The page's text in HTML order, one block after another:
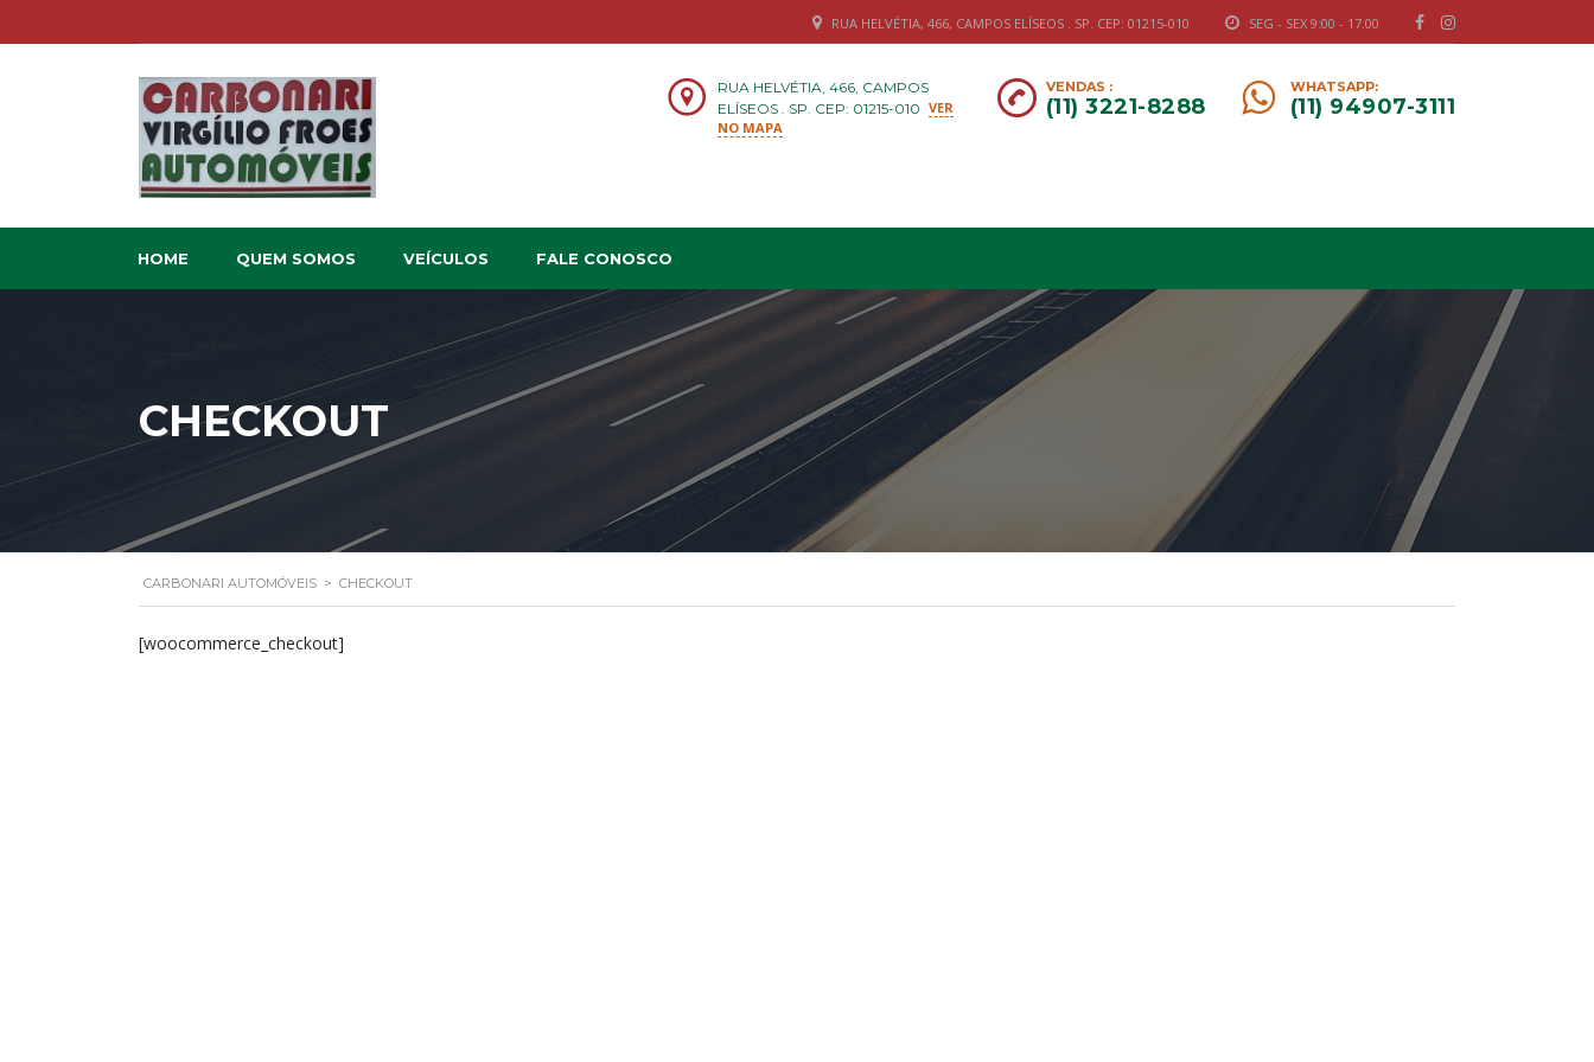
SEG - SEX 9:00 - 17.00
RUA HELVÉTIA, 466, CAMPOS ELÍSEOS . SP. CEP: 01215-010
WHATSAPP:
(11) 94907-3111
VENDAS :
(11) 3221-8288
RUA HELVÉTIA, 466, CAMPOS
ELÍSEOS . SP. CEP: 01215-010 VER
NO MAPA
HOME QUEM SOMOS VEÍCULOS FALE CONOSCO
CHECKOUT
CARBONARI AUTOMÓVEIS > CHECKOUT
[woocommerce_checkout]